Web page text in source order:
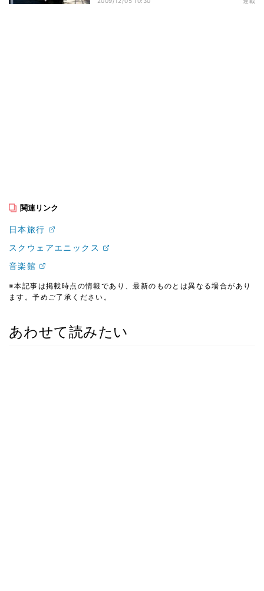
関連リンク
日本旅行
スクウェアエニックス
音楽館
※本記事は掲載時点の情報であり、最新のものとは異なる場合があり
ます。予めご了承ください。
あわせて読みたい